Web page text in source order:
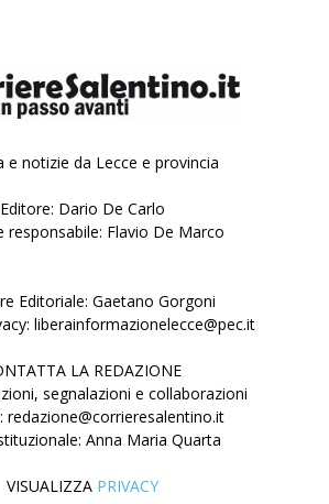
e notizie da Lecce e provincia
Editore: Dario De Carlo
responsabile: Flavio De Marco
Editoriale: Gaetano Gorgoni
liberainformazionelecce@pec.it
LA REDAZIONE
segnalazioni e collaborazioni
redazione@corrieresalentino.it
Anna Maria Quarta
VISUALIZZA PRIVACY